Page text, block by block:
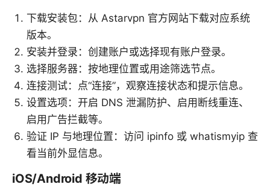
下载安装包：从 Astarvpn 官方网站下载对应系统
版本。
安装并登录：创建账户或选择现有账户登录。
选择服务器：按地理位置或用途筛选节点。
连接测试：点“连接”，观察连接状态和提示信息。
设置选项：开启 DNS 泄漏防护、启用断线重连、
启用广告拦截等。
验证 IP 与地理位置：访问 ipinfo 或 whatismyip 查
看当前外显信息。
iOS/Android 移动端